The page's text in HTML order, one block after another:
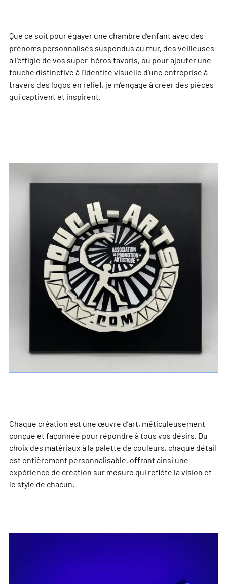
Que ce soit pour égayer une chambre d’enfant avec des
prénoms personnalisés suspendus au mur, des veilleuses
à l’effigie de vos super-héros favoris, ou pour ajouter une
touche distinctive à l’identité visuelle d’une entreprise à
travers des logos en relief, je m’engage à créer des pièces
qui captivent et inspirent.
Chaque création est une œuvre d’art, méticuleusement
conçue et façonnée pour répondre à tous vos désirs. Du
choix des matériaux à la palette de couleurs, chaque détail
est entièrement personnalisable, offrant ainsi une
expérience de création sur mesure qui reflète la vision et
le style de chacun.